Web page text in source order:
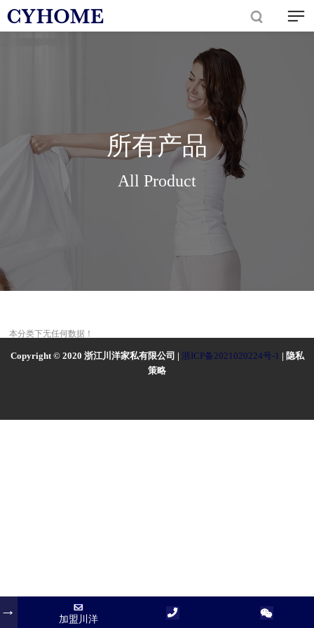
所有产品
All Product
本分类下无任何数据！
Copyright © 2020 浙江川洋家私有限公司 | 浙ICP备2021020224号-1 | 隐私
策略
加盟川洋
加盟川洋